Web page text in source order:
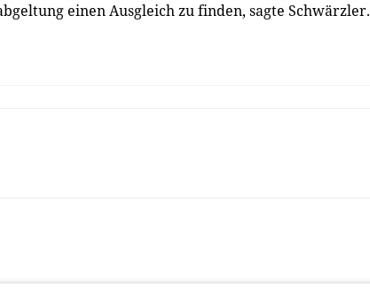
einen Ausgleich zu finden, sagte Schwärzler.